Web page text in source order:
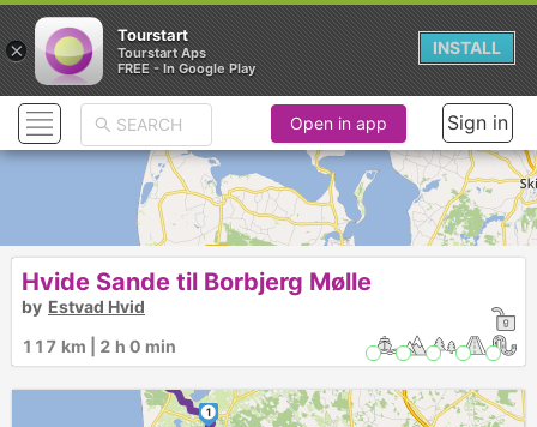
► ► ►
1
2
3
Open in app Sign in
Hvide Sande til Borbjerg Mølle
by Estvad Hvid
117 km | 2 h 0 min
×
Tourstart
Tourstart Aps
FREE - In Google Play
INSTALL